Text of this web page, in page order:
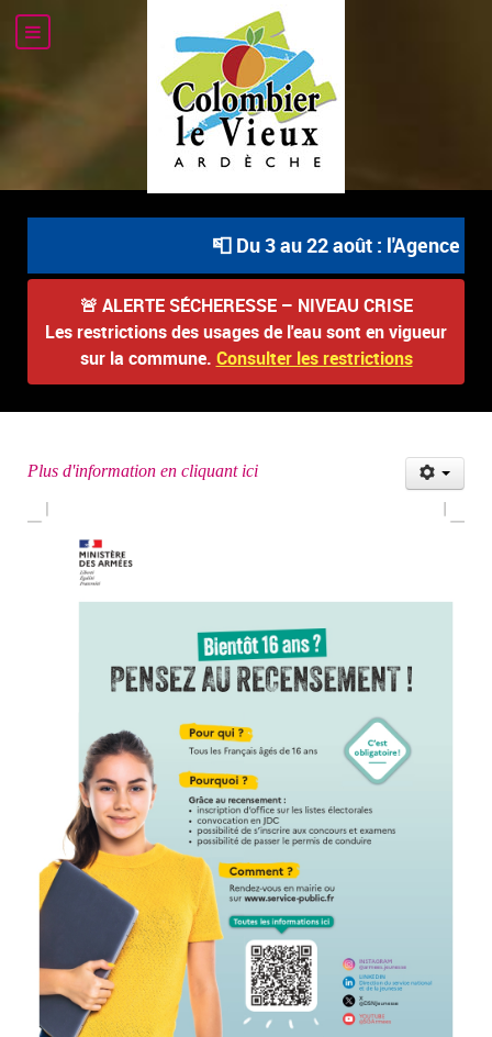
📮 Du 3 au 22 août : l'Agence
🚨 ALERTE SÉCHERESSE – NIVEAU CRISE
Les restrictions des usages de l'eau sont en vigueur
sur la commune. Consulter les restrictions
Plus d'information en cliquant ici